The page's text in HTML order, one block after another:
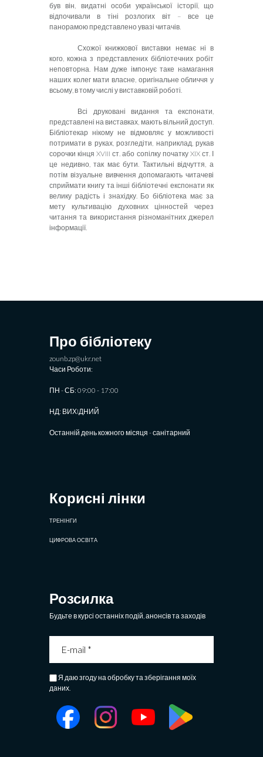
був він, видатні особи української історії, що
відпочивали в тіні розлогих віт – все це
панорамою представлено увазі читачів.
Схожої книжкової виставки немає ні в
кого, кожна з представлених бібліотечних робіт
неповторна. Нам дуже імпонує таке намагання
наших колег мати власне, оригінальне обличчя у
всьому, в тому числі у виставковій роботі.
Всі друковані видання та експонати,
представлені на виставках, мають вільний доступ.
Бібліотекар нікому не відмовляє у можливості
потримати в руках, розгледіти, наприклад, рукав
сорочки кінця XVIII ст. або сопілку початку XIX ст. І
це недивно, так має бути. Тактильні відчуття, а
потім візуальне вивчення допомагають читачеві
сприймати книгу та інші бібліотечні експонати як
велику радість і знахідку. Бо бібліотека має за
мету культивацію духовних цінностей через
читання та використання різноманітних джерел
інформації.
Про бібліотеку
zounb.zp@ukr.net
Часи Роботи:
ПН - СБ: 09:00 - 17:00
НД: ВИХIДНИЙ
Останній день кожного місяця - санітарний
Корисні лінки
ТРЕНІНГИ
ЦИФРОВА ОСВІТА
Розсилка
Будьте в курсі останніх подій, анонсів та заходів
Я даю згоду на обробку та зберігання моїх
даних.